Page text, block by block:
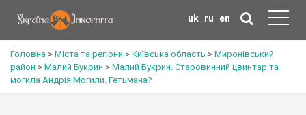
uk ru en
Головна > Міста та регіони > Київська область > Миронівський
район > Малий Букрин > Малий Букрин. Старовинний цвинтар та
могила Андрія Могили. Гетьмана?